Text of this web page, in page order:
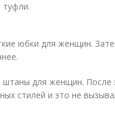
туфли.
юбки для женщин.
для женщин. После
стилей и это не